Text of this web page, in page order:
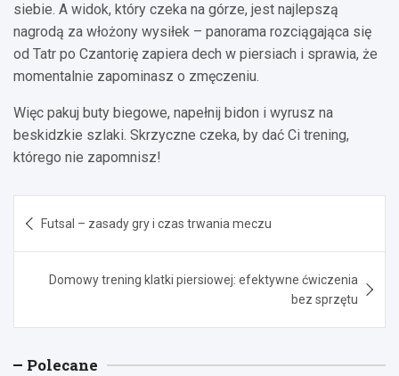
siebie. A widok, który czeka na górze, jest najlepszą
nagrodą za włożony wysiłek – panorama rozciągająca się
od Tatr po Czantorię zapiera dech w piersiach i sprawia, że
momentalnie zapominasz o zmęczeniu.
Więc pakuj buty biegowe, napełnij bidon i wyrusz na
beskidzkie szlaki. Skrzyczne czeka, by dać Ci trening,
którego nie zapomnisz!
wpisu
Futsal – zasady gry i czas trwania meczu
Domowy trening klatki piersiowej: efektywne ćwiczenia
bez sprzętu
Polecane